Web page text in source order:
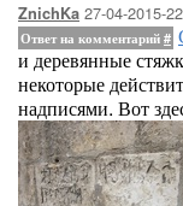
ZnichKa 27-04-2015-
Ответ на комментарий #
и деревянные
некоторые
надписями. Вот